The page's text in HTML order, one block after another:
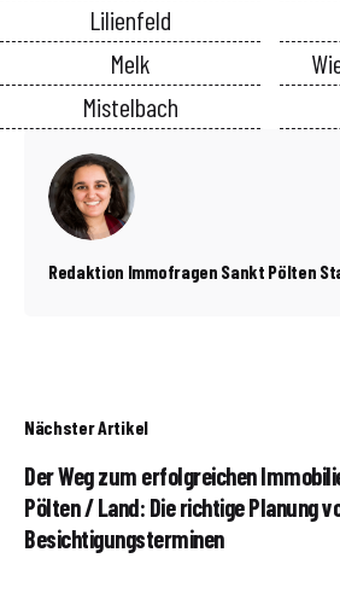
Lilienfeld
Melk
Mistelbach
Redaktion Immofragen Sankt Pölten
Nächster Artikel
Der Weg zum erfolgreichen
Pölten / Land: Die richtige Planung
Besichtigungsterminen